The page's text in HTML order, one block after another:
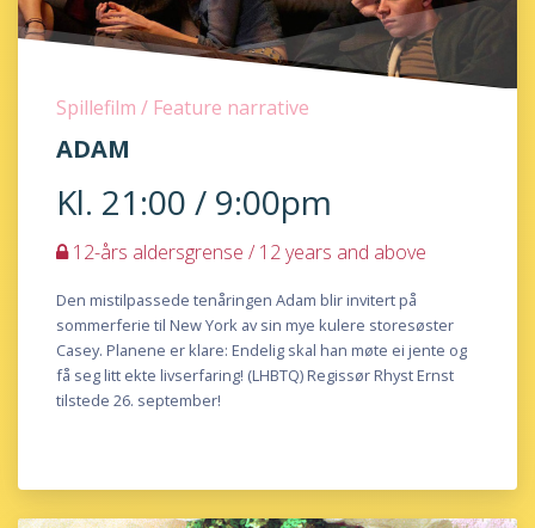
Spillefilm / Feature narrative
ADAM
Kl. 21:00 / 9:00pm
12-års aldersgrense / 12 years and above
Den mistilpassede tenåringen Adam blir invitert på
sommerferie til New York av sin mye kulere storesøster
Casey. Planene er klare: Endelig skal han møte ei jente og
få seg litt ekte livserfaring! (LHBTQ) Regissør Rhyst Ernst
tilstede 26. september!